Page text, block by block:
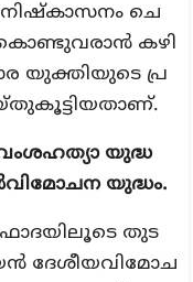
നിഷ്‌കാസനം ചെ
കൊണ്ടുവരാന്‍ കഴി
യുക്തിയുടെ പ്ര
യുദ്ധ
യുദ്ധം.
തുട
ദേശീയവിമോച